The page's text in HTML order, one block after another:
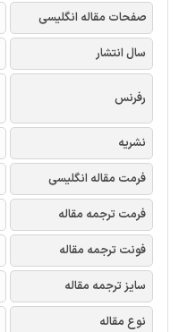
صفحات مقاله انگلیسی
سال انتشار
رفرنس
نشریه
فرمت مقاله انگلیسی
فرمت ترجمه مقاله
فونت ترجمه مقاله
سایز ترجمه مقاله
نوع مقاله